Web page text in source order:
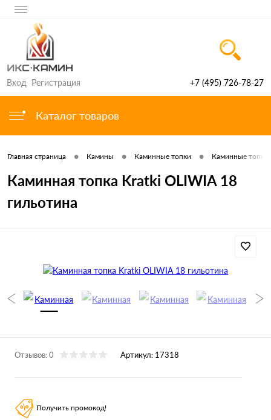
Вход Регистрация +7 (495) 726-78-27
Каталог товаров
Главная страница • Камины • Каминные топки • Каминные топки
Каминная топка Kratki OLIWIA 18
гильотина
Отзывов: 0 Артикул: 17318
Получить промокод!